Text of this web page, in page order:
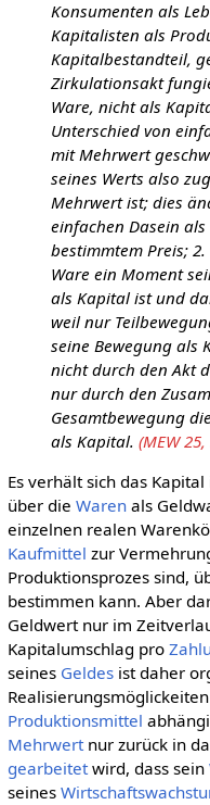
Konsumenten als
Kapitalisten als
Kapitalbestandteil,
Zirkulationsakt
Ware, nicht als
Unterschied von
mit Mehrwert
seines Werts also
Mehrwert ist; dies
einfachen Dasein
bestimmtem Preis;
Ware ein Moment
als Kapital ist und
weil nur
seine Bewegung als
nicht durch den Akt
nur durch den
Gesamtbewegung
als Kapital. (MEW 25,
Es verhält sich das
über die Warenals
einzelnen realen
Kaufmittel zur
Produktionsprozes sind,
bestimmen kann. Aber
Geldwert nur im
Kapitalumschlag pro
seines Geldesist daher
Produktionsmittel
Mehrwertnur zurück in
gearbeitetwird, dass sein
seines